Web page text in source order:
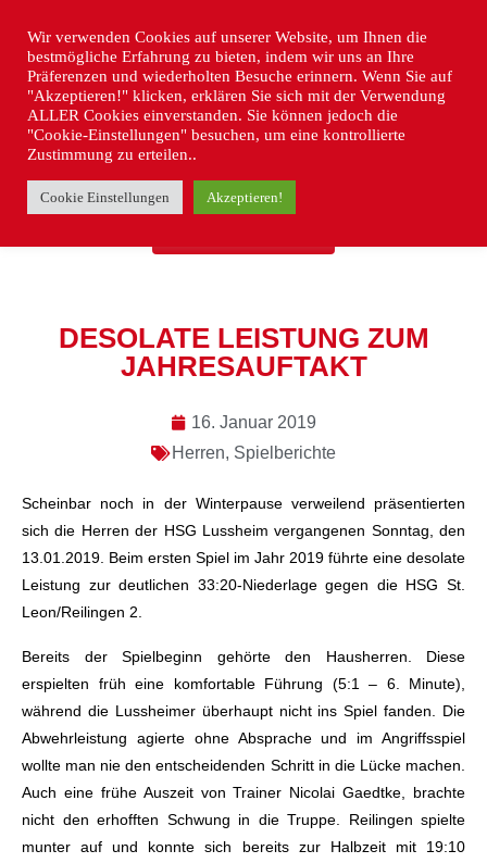
DESOLATE LEISTUNG ZUM
JAHRESAUFTAKT
16. Januar 2019
Herren, Spielberichte
Scheinbar noch in der Winterpause verweilend präsentierten
sich die Herren der HSG Lussheim vergangenen Sonntag, den
13.01.2019. Beim ersten Spiel im Jahr 2019 führte eine desolate
Leistung zur deutlichen 33:20-Niederlage gegen die HSG St.
Leon/Reilingen 2.
Bereits der Spielbeginn gehörte den Hausherren. Diese
erspielten früh eine komfortable Führung (5:1 – 6. Minute),
während die Lussheimer überhaupt nicht ins Spiel fanden. Die
Abwehrleistung agierte ohne Absprache und im Angriffsspiel
wollte man nie den entscheidenden Schritt in die Lücke machen.
Auch eine frühe Auszeit von Trainer Nicolai Gaedtke, brachte
nicht den erhofften Schwung in die Truppe. Reilingen spielte
munter auf und konnte sich bereits zur Halbzeit mit 19:10
Wir verwenden Cookies auf unserer Website, um Ihnen die
bestmögliche Erfahrung zu bieten, indem wir uns an Ihre
Präferenzen und wiederholten Besuche erinnern. Wenn Sie auf
"Akzeptieren!" klicken, erklären Sie sich mit der Verwendung
ALLER Cookies einverstanden. Sie können jedoch die
"Cookie-Einstellungen" besuchen, um eine kontrollierte
Zustimmung zu erteilen..
Cookie Einstellungen Akzeptieren!